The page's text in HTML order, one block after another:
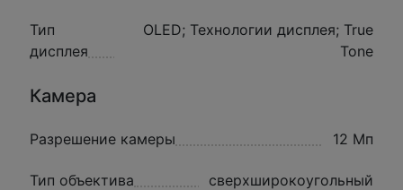
Тип
дисплея
OLED; Технологии дисплея; True
Tone
Камера
Разрешение камеры 12 Мп
Тип объектива сверхширокоугольный